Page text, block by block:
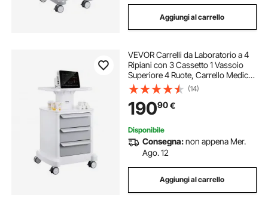
Aggiungi al carrello
VEVOR Carrelli da Laboratorio a 4
Ripiani con 3 Cassetto 1 Vassoio
Superiore 4 Ruote, Carrello Medico
Mobile Materiale ABS
Consilenziose, Carrelli per
Laboratorio, Clinica, Ospedale,
Salone, Bianco
(14)
19090€
Disponibile
Consegna:non appena Mer.
Ago. 12
Aggiungi al carrello